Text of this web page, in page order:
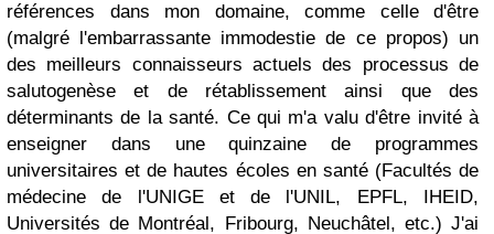
références dans mon domaine, comme celle d'être
(malgré l'embarrassante immodestie de ce propos) un
des meilleurs connaisseurs actuels des processus de
salutogenèse et de rétablissement ainsi que des
déterminants de la santé. Ce qui m'a valu d'être invité à
enseigner dans une quinzaine de programmes
universitaires et de hautes écoles en santé (Facultés de
médecine de l'UNIGE et de l'UNIL, EPFL, IHEID,
Universités de Montréal, Fribourg, Neuchâtel, etc.) J'ai